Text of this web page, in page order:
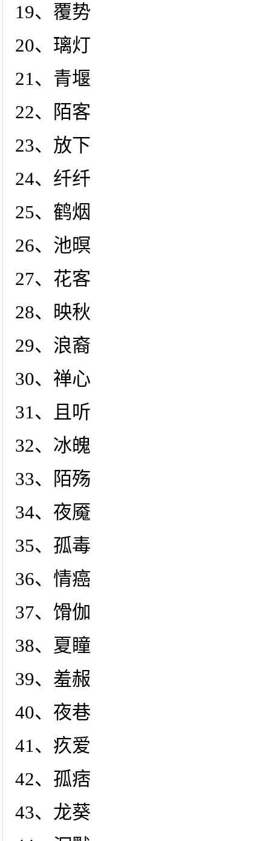
19、覆势
20、璃灯
21、青堰
22、陌客
23、放下
24、纤纤
25、鹤烟
26、池暝
27、花客
28、映秋
29、浪裔
30、禅心
31、且听
32、冰魄
33、陌殇
34、夜魇
35、孤毒
36、情癌
37、馉伽
38、夏瞳
39、羞赧
40、夜巷
41、疚爱
42、孤痞
43、龙葵